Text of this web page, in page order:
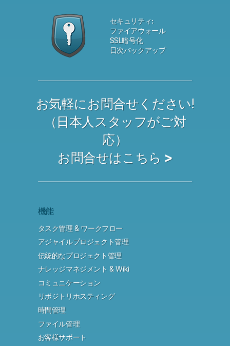
セキュリティ:
ファイアウォール
SSL暗号化
日次バックアップ
お気軽にお問合せください!
（日本人スタッフがご対
応）
お問合せはこちら >
機能
タスク管理 & ワークフロー
アジャイルプロジェクト管理
伝統的なプロジェクト管理
ナレッジマネジメント & Wiki
コミュニケーション
リポジトリホスティング
時間管理
ファイル管理
お客様サポート